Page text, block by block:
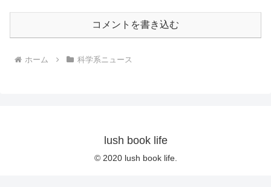
コメントを書き込む
ホーム 科学系ニュース
lush book life
© 2020 lush book life.